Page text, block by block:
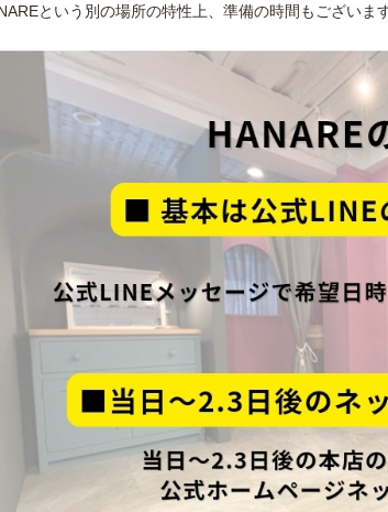
という別の場所の特性上、準備の時間もございま